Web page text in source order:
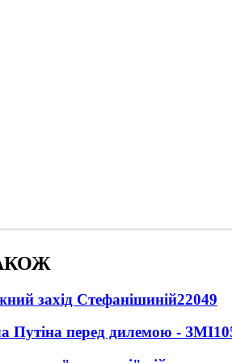
захід Стефанішиній22049
Путіна перед дилемою - ЗМІ